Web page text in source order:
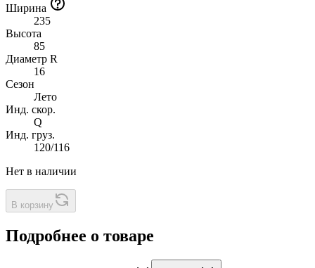
Ширина
235
Высота
85
Диаметр R
16
Сезон
Лето
Инд. скор.
Q
Инд. груз.
120/116
Нет в наличии
В корзину
Подробнее о товаре